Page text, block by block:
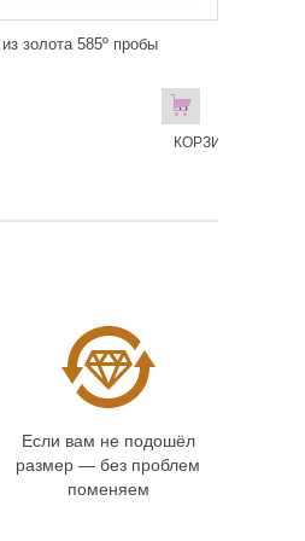
золота 585º пробы
В
КОРЗИНУ!
Если вам не подошёл
размер — без проблем
поменяем